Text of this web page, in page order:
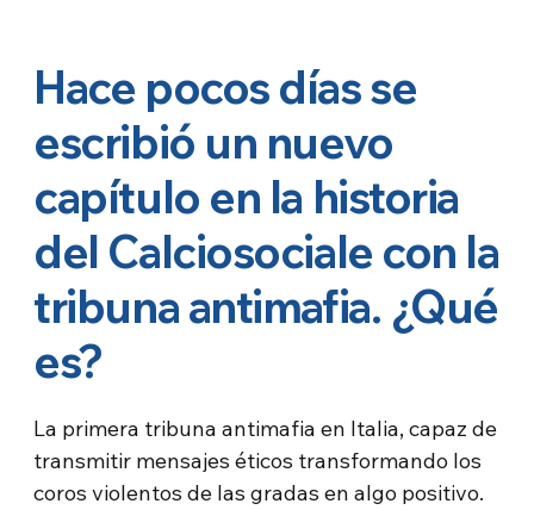
Hace pocos días se
escribió un nuevo
capítulo en la historia
del Calciosociale con la
tribuna antimafia. ¿Qué
es?
La primera tribuna antimafia en Italia, capaz de
transmitir mensajes éticos transformando los
coros violentos de las gradas en algo positivo.